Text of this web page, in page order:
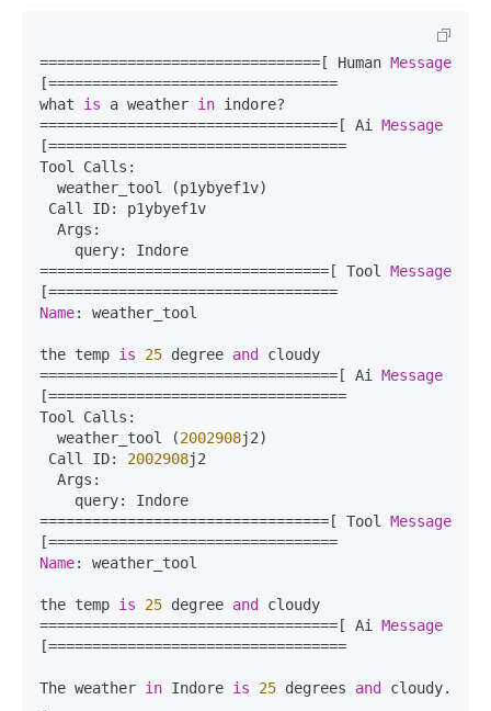
================================[ Human Message
[=================================
what is a weather in indore?
==================================[ Ai Message
[==================================
Tool Calls:
=================================[ Tool Message
Name: weather_tool
the temp is 25 degree and
cloudy
==================================[ Ai Message
[==================================
Tool Calls:
  weather_tool (
2002908j2)
Call ID: 2002908j2
=================================[ Tool Message
Name: weather_tool
the temp is 25 degree and
cloudy
==================================[ Ai Message
[==================================
The weather in Indore is 25 degrees and
cloudy.